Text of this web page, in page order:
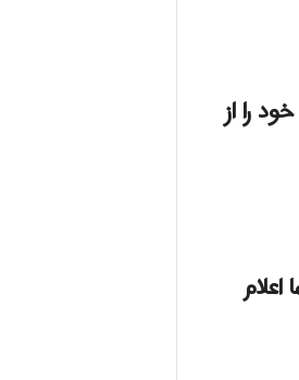
، انصراف خود را از
اعلام